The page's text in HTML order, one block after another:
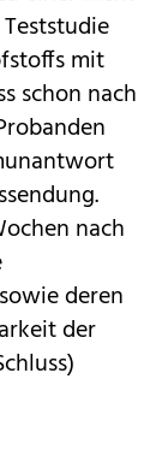
mit
schon nach
nach
deren
der